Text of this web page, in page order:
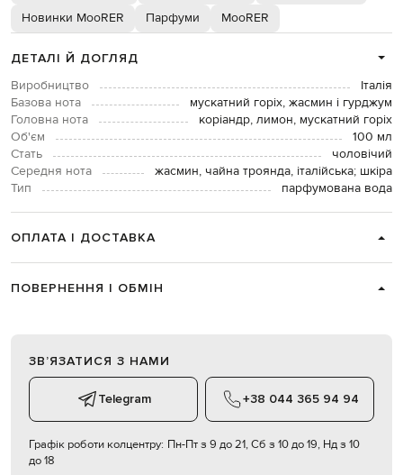
Новинки MooRER
Парфуми MooRER
ДЕТАЛІ Й ДОГЛЯД
Виробництво
Італія
Базова нота
мускатний горіх, жасмин і гурджум
Головна нота
коріандр, лимон, мускатний горіх
Об'єм
100 мл
Стать
чоловічий
Середня нота
жасмин, чайна троянда, італійська; шкіра
Тип
парфумована вода
ОПЛАТА І ДОСТАВКА
ПОВЕРНЕННЯ І ОБМІН
ЗВʼЯЗАТИСЯ З НАМИ
Telegram +38 044 365 94 94
Графік роботи колцентру: Пн-Пт з 9 до 21, Сб з 10 до 19, Нд з 10
до 18